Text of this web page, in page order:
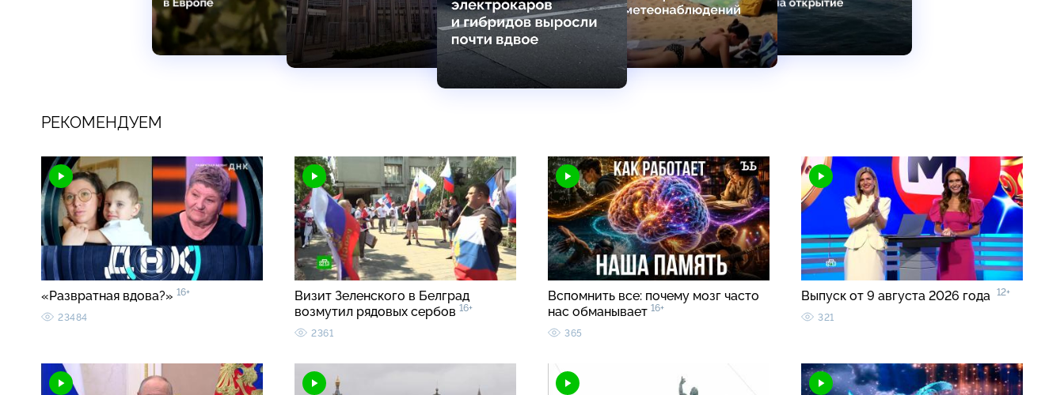
РЕКОМЕНДУЕМ
«Развратная вдова?» 16+
23484
Визит Зеленского в Белград
возмутил рядовых сербов 16+
2361
Вспомнить все: почему мозг часто
нас обманывает 16+
365
Выпуск от 9 августа 2026 года 12+
321